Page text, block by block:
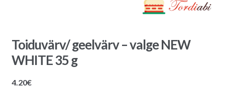
Toiduvärv/ geelvärv – valge NEW
WHITE 35 g
4.20€